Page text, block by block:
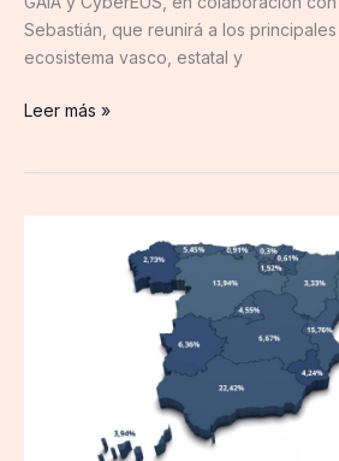
Sebastián, que reunirá a los
ecosistema vasco, estatal y
Leer más »
contratación